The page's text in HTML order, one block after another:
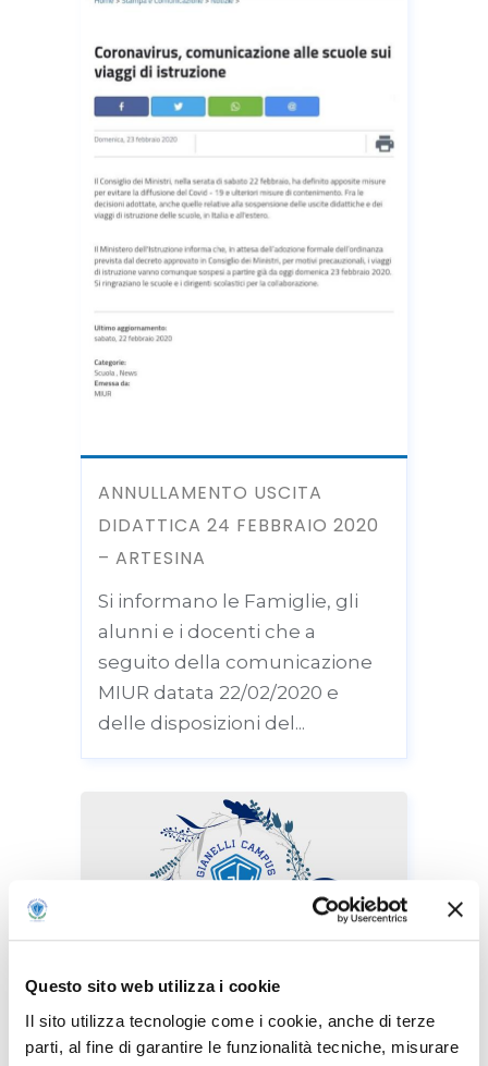
Questo sito web utilizza i cookie
Il sito utilizza tecnologie come i cookie, anche di terze
parti, al fine di garantire le funzionalità tecniche, misurare
ANNULLAMENTO USCITA
DIDATTICA 24 FEBBRAIO 2020
– ARTESINA
Si informano le Famiglie, gli
alunni e i docenti che a
seguito della comunicazione
MIUR datata 22/02/2020 e
delle disposizioni del...
BUON NATALE E FELICE ANNO
NUOVO